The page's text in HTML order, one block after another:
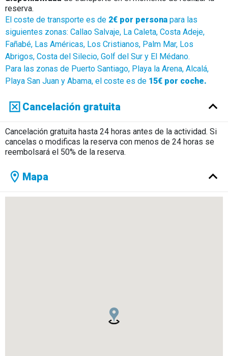
reserva.
El coste de transporte es de 2€ por personapara las
siguientes zonas: Callao Salvaje, La Caleta, Costa Adeje,
Fañabé, Las Américas, Los Cristianos, Palm Mar, Los
Abrigos, Costa del Silecio, Golf del Sur y El Médano.
Para las zonas de Puerto Santiago, Playa la Arena, Alcalá,
Playa San Juan y Abama, el coste es de15€ por coche.
Cancelación gratuita
Cancelación gratuita hasta 24 horas antes de la actividad. Si
cancelas o modificas la reserva con menos de 24 horas se
reembolsará el 50% de la reserva.
Mapa